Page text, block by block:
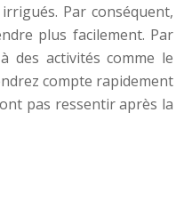
Par conséquent,
plus facilement. Par
des activités comme le
compte rapidement
pas ressentir après la